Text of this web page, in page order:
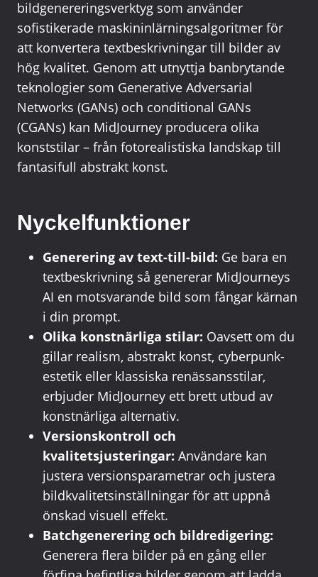
bildgenereringsverktyg som använder
sofistikerade maskininlärningsalgoritmer för
att konvertera textbeskrivningar till bilder av
hög kvalitet. Genom att utnyttja banbrytande
teknologier som Generative Adversarial
Networks (GANs) och conditional GANs
(CGANs) kan MidJourney producera olika
konststilar – från fotorealistiska landskap till
fantasifull abstrakt konst.
Nyckelfunktioner
Generering av text-till-bild: Ge bara en
textbeskrivning så genererar MidJourneys
AI en motsvarande bild som fångar kärnan
i din prompt.
Olika konstnärliga stilar: Oavsett om du
gillar realism, abstrakt konst, cyberpunk-
estetik eller klassiska renässansstilar,
erbjuder MidJourney ett brett utbud av
konstnärliga alternativ.
Versionskontroll och
kvalitetsjusteringar: Användare kan
justera versionsparametrar och justera
bildkvalitetsinställningar för att uppnå
önskad visuell effekt.
Batchgenerering och bildredigering:
Generera flera bilder på en gång eller